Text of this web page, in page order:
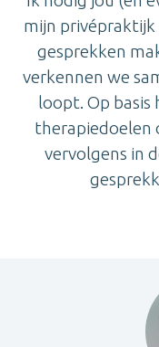
mijn privépraktijk
gesprekken
verkennen we
loopt. Op basis
therapiedoelen
vervolgens in